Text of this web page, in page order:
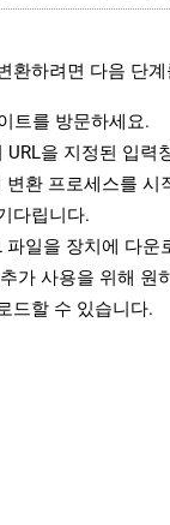
환하려면 다음 단
트를 방문하세요.
을 지정된 입력
변환 프로세스를 시
다립니다.
파일을 장치에 다운
가 사용을 위해 원
드할 수 있습니다.